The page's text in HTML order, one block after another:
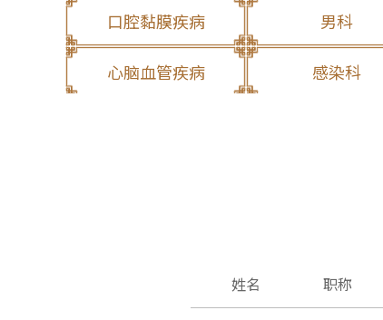
口腔黏膜疾病 男科
心脑血管疾病 感染科
姓名 职称